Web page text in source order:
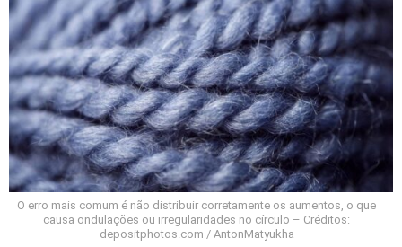
O erro mais comum é não distribuir corretamente os aumentos, o que
causa ondulações ou irregularidades no círculo – Créditos:
depositphotos.com / AntonMatyukha